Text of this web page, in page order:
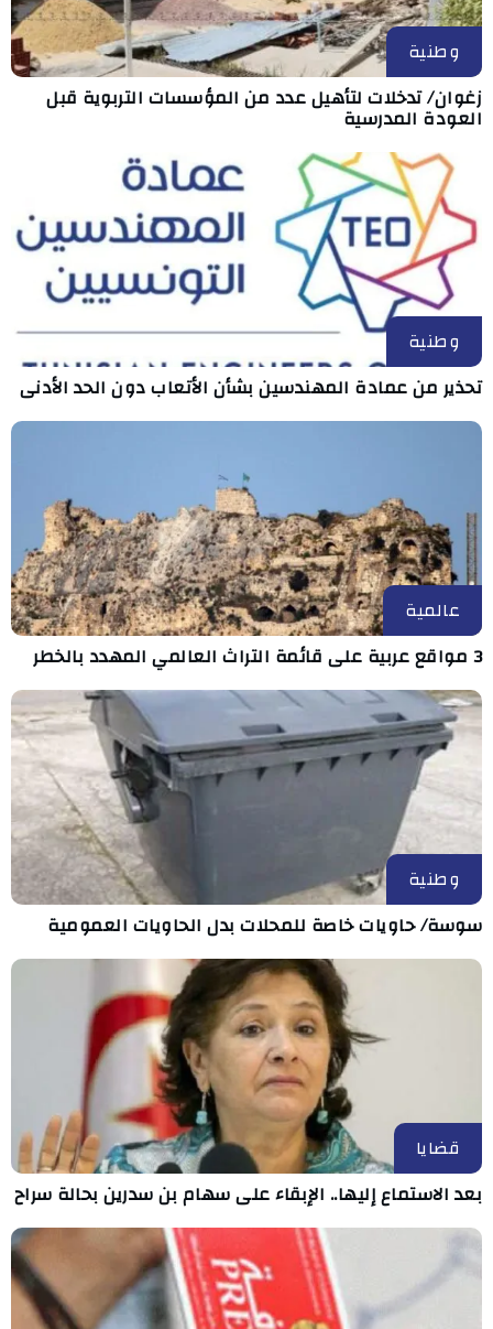
وطنية
زغوان/ تدخلات لتأهيل عدد من المؤسسات التربوية قبل
العودة المدرسية
وطنية
تحذير من عمادة المهندسين بشأن الأتعاب دون الحد الأدنى
عالمية
3 مواقع عربية على قائمة التراث العالمي المهدد بالخطر
وطنية
سوسة/ حاويات خاصة للمحلات بدل الحاويات العمومية
قضايا
بعد الاستماع إليها.. الإبقاء على سهام بن سدرين بحالة سراح